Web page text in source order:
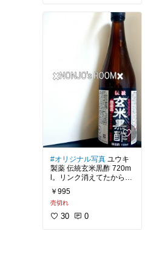
#レモン
#果
#オリジナル写真
#ノ
私は糖質を控えているの
と、ナチュラルタイプに
飽きていたところだった
ので存分にバナナの香り
と甘味を楽しみました。
愛犬も興味はあるみたい
与えるのはナチュラルだ
けにします。
ナチュラルとバナナ風味
の比較用に
成分表の写真を載せてお
きます。
(10月2日更新)
#オリジナル写真
イン #美容部
ナ #買ってよかった
ンジョ購入歴
#買って良かった
#定期購入
#肌
#フェ
#乾燥 #ノ
#オリジナル写真 ユウキ
製薬 伝統玄米黒酢 720m
l。リンク消えてたから廃
盤かと思ってたら値上が
りして密かに(？)売って
たー。7ヶ月前にまとめ
買いしてたからいつ値上
￥995
売切れ
30 0